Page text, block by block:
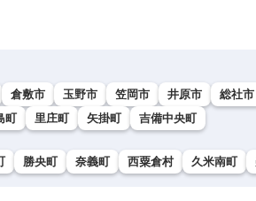
倉敷市 玉野市 笠岡市 井原市 総社市
町 里庄町 矢掛町 吉備中央町
勝央町 奈義町 西粟倉村 久米南町